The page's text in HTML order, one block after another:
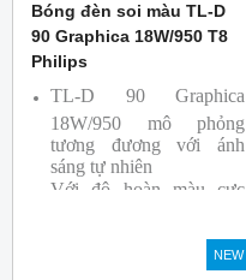
Bóng đèn soi màu TL-D
90 Graphica 18W/950 T8
Philips
TL-D 90 Graphica
18W/950 mô phỏng
tương đương với ánh
sáng tự nhiên
Với độ hoàn màu cực
Sản phẩm được sản xuất
NEW